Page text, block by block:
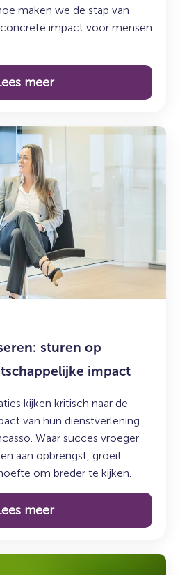
maken we de stap van
impact voor mensen
meer
sturen op
impact
kijken kritisch naar de
van hun dienstverlening.
Waar succes vroeger
aan opbrengst, groeit
om breder te kijken.
meer